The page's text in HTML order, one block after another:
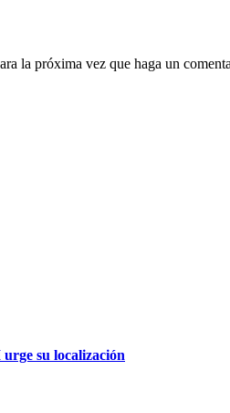
la próxima vez que haga un
su localización